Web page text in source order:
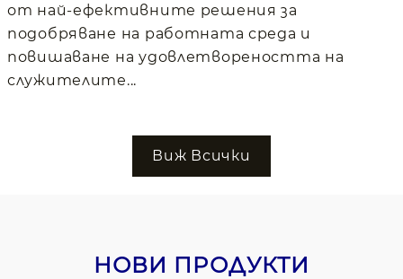
от най-ефективните решения за
подобряване на работната среда и
повишаване на удовлетвореността на
служителите...
Виж Всички
НОВИ ПРОДУКТИ